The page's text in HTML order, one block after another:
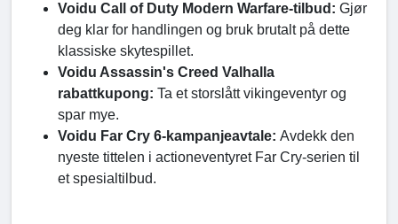
Voidu Call of Duty Modern Warfare-tilbud: Gjør
deg klar for handlingen og bruk brutalt på dette
klassiske skytespillet.
Voidu Assassin's Creed Valhalla
rabattkupong: Ta et storslått vikingeventyr og
spar mye.
Voidu Far Cry 6-kampanjeavtale: Avdekk den
nyeste tittelen i actioneventyret Far Cry-serien til
et spesialtilbud.